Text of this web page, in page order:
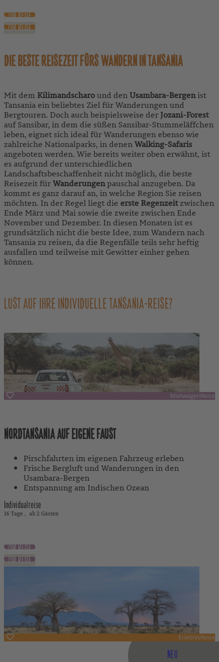
ZUR REISE
ZUR REISE
DIE BESTE REISEZEIT FÜRS WANDERN IN TANSANIA
Mit dem Kilimandscharound denUsambara-Bergenist
Tansania ein beliebtes Ziel für Wanderungen und
Bergtouren. Doch auch beispielsweise der Jozani-Forest
auf Sansibar, in dem die süßen Sansibar-Stummeläffchen
leben, eignet sich ideal für Wanderungen ebenso wie
zahlreiche Nationalparks, in denenWalking-Safaris
angeboten werden. Wie bereits weiter oben erwähnt, ist
es aufgrund der unterschiedlichen
Landschaftsbeschaffenheit nicht möglich, die beste
Reisezeit fürWanderungenpauschal anzugeben. Da
kommt es ganz darauf an, in welche Region Sie reisen
möchten. In der Regel liegt die erste Regenzeitzwischen
Ende März und Mai sowie die zweite zwischen Ende
November und Dezember. In diesen Monaten ist es
grundsätzlich nicht die beste Idee, zum Wandern nach
Tansania zu reisen, da die Regenfälle teils sehr heftig
ausfallen und teilweise mit Gewitter einher gehen
können.
LUST AUF IHRE INDIVIDUELLE TANSANIA-REISE?
MietwagenReise
NORDTANSANIA AUF EIGENE FAUST
Pirschfahrten im eigenen Fahrzeug erleben
Frische Bergluft und Wanderungen in den
Usambara-Bergen
Entspannung am Indischen Ozean
Individualreise
16 Tage ab 2 Gästen
ZUR REISE
ZUR REISE
NEU
ErlebnisReise